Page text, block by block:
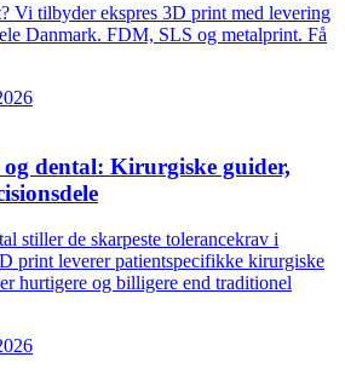
Vi tilbyder ekspres 3D print med levering
Danmark. FDM, SLS og metalprint. Få
dental: Kirurgiske guider,
stiller de skarpeste tolerancekrav i
print leverer patientspecifikke kirurgiske
hurtigere og billigere end traditionel